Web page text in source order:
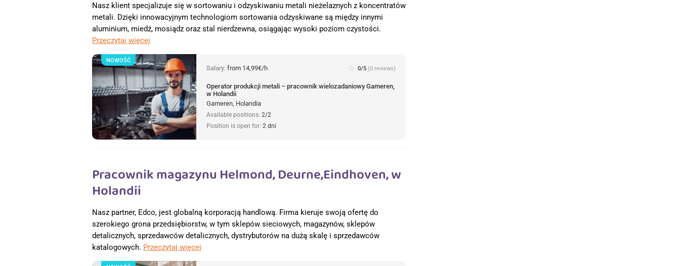
Nasz klient specjalizuje się w sortowaniu i odzyskiwaniu metali nieżelaznych z koncentratów
metali. Dzięki innowacyjnym technologiom sortowania odzyskiwane są między innymi
aluminium, miedź, mosiądz oraz stal nierdzewna, osiągając wysoki poziom czystości.
Przeczytaj więcej
Salary: from 14,99€/h star_border 0/5 (0 reviews)
Operator produkcji metali – pracownik wielozadaniowy Gameren,
w Holandii
Gameren, Holandia
Available positions: 2/2
Position is open for: 2 dni
NOWOŚĆ
Pracownik magazynu Helmond, Deurne,Eindhoven, w
Holandii
Nasz partner, Edco, jest globalną korporacją handlową. Firma kieruje swoją ofertę do
szerokiego grona przedsiębiorstw, w tym sklepów sieciowych, magazynów, sklepów
detalicznych, sprzedawców detalicznych, dystrybutorów na dużą skalę i sprzedawców
katalogowych. Przeczytaj więcej